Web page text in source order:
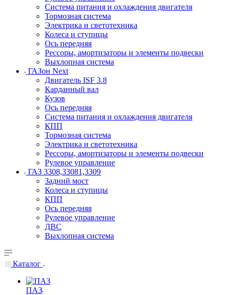
Система питания и охлаждения двигателя
Тормозная система
Электрика и светотехника
Колеса и ступицы
Ось передняя
Рессоры, амортизаторы и элементы подвески
Выхлопная система
ГАЗон Next
Двигатель ISF 3.8
Карданный вал
Кузов
Ось передняя
Система питания и охлаждения двигателя
КПП
Тормозная система
Электрика и светотехника
Рессоры, амортизаторы и элементы подвески
Рулевое управление
ГАЗ 3308,33081,3309
Задний мост
Колеса и ступицы
КПП
Ось передняя
Рулевое управление
ДВС
Выхлопная система
Каталог
ПАЗ